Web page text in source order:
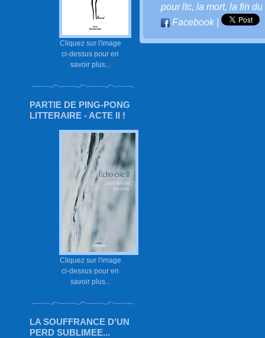
Cliquez sur l'image
ci-dessus pour en
savoir plus...
PARTIE DE PING-PONG
LITTERAIRE - ACTE II !
Cliquez sur l'image
ci-dessus pour en
savoir plus...
LA SOUFFRANCE D'UN
PERD SUBLIMEE...
pour ltc, la mort, la fin du
Facebook|